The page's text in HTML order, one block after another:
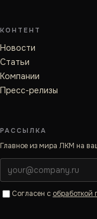
КОНТЕНТ
Новости
Статьи
Компании
Пресс-релизы
РАССЫЛКА
Главное из мира ЛКМ на
Согласен с обработкой